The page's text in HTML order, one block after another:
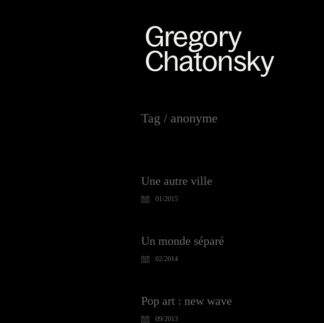
Tag / anonyme
Une autre ville
01/2015
Un monde séparé
02/2014
Pop art : new wave
09/2013